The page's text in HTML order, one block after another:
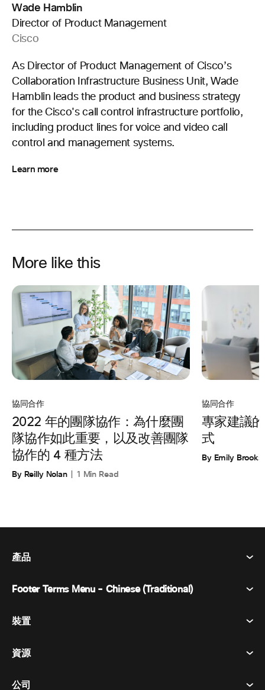
Wade Hamblin
Director of Product Management
Cisco
As Director of Product Management of Cisco’s
Collaboration Infrastructure Business Unit, Wade
Hamblin leads the product and business strategy
for the Cisco's call control infrastructure portfolio,
including product lines for voice and video call
control and management systems.
Learn more
More like this
協同合作
2022 年的團隊協作：為什麼團
隊協作如此重要，以及改善團隊
協作的 4 種方法
By Reilly Nolan 1 Min Read
協同合作
專家建議
式
By Emily Brooks
產品
Webex 套件
訊息傳遞
活動
Footer Terms Menu - Chinese (Traditional)
條款及條件
裝置
房間設備
資源
定價
公司